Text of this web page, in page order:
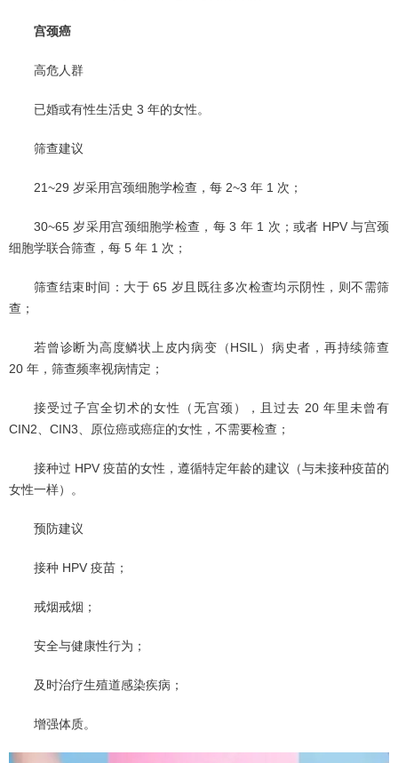
宫颈癌
高危人群
已婚或有性生活史 3 年的女性。
筛查建议
21~29 岁采用宫颈细胞学检查，每 2~3 年 1 次；
30~65 岁采用宫颈细胞学检查，每 3 年 1 次；或者 HPV 与宫颈
细胞学联合筛查，每 5 年 1 次；
筛查结束时间：大于 65 岁且既往多次检查均示阴性，则不需筛
查；
若曾诊断为高度鳞状上皮内病变（HSIL）病史者，再持续筛查
20 年，筛查频率视病情定；
接受过子宫全切术的女性（无宫颈），且过去 20 年里未曾有
CIN2、CIN3、原位癌或癌症的女性，不需要检查；
接种过 HPV 疫苗的女性，遵循特定年龄的建议（与未接种疫苗的
女性一样）。
预防建议
接种 HPV 疫苗；
戒烟戒烟；
安全与健康性行为；
及时治疗生殖道感染疾病；
增强体质。